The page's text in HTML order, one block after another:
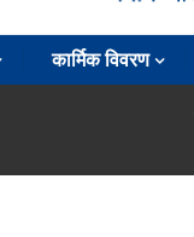
कार्मिक विवरण